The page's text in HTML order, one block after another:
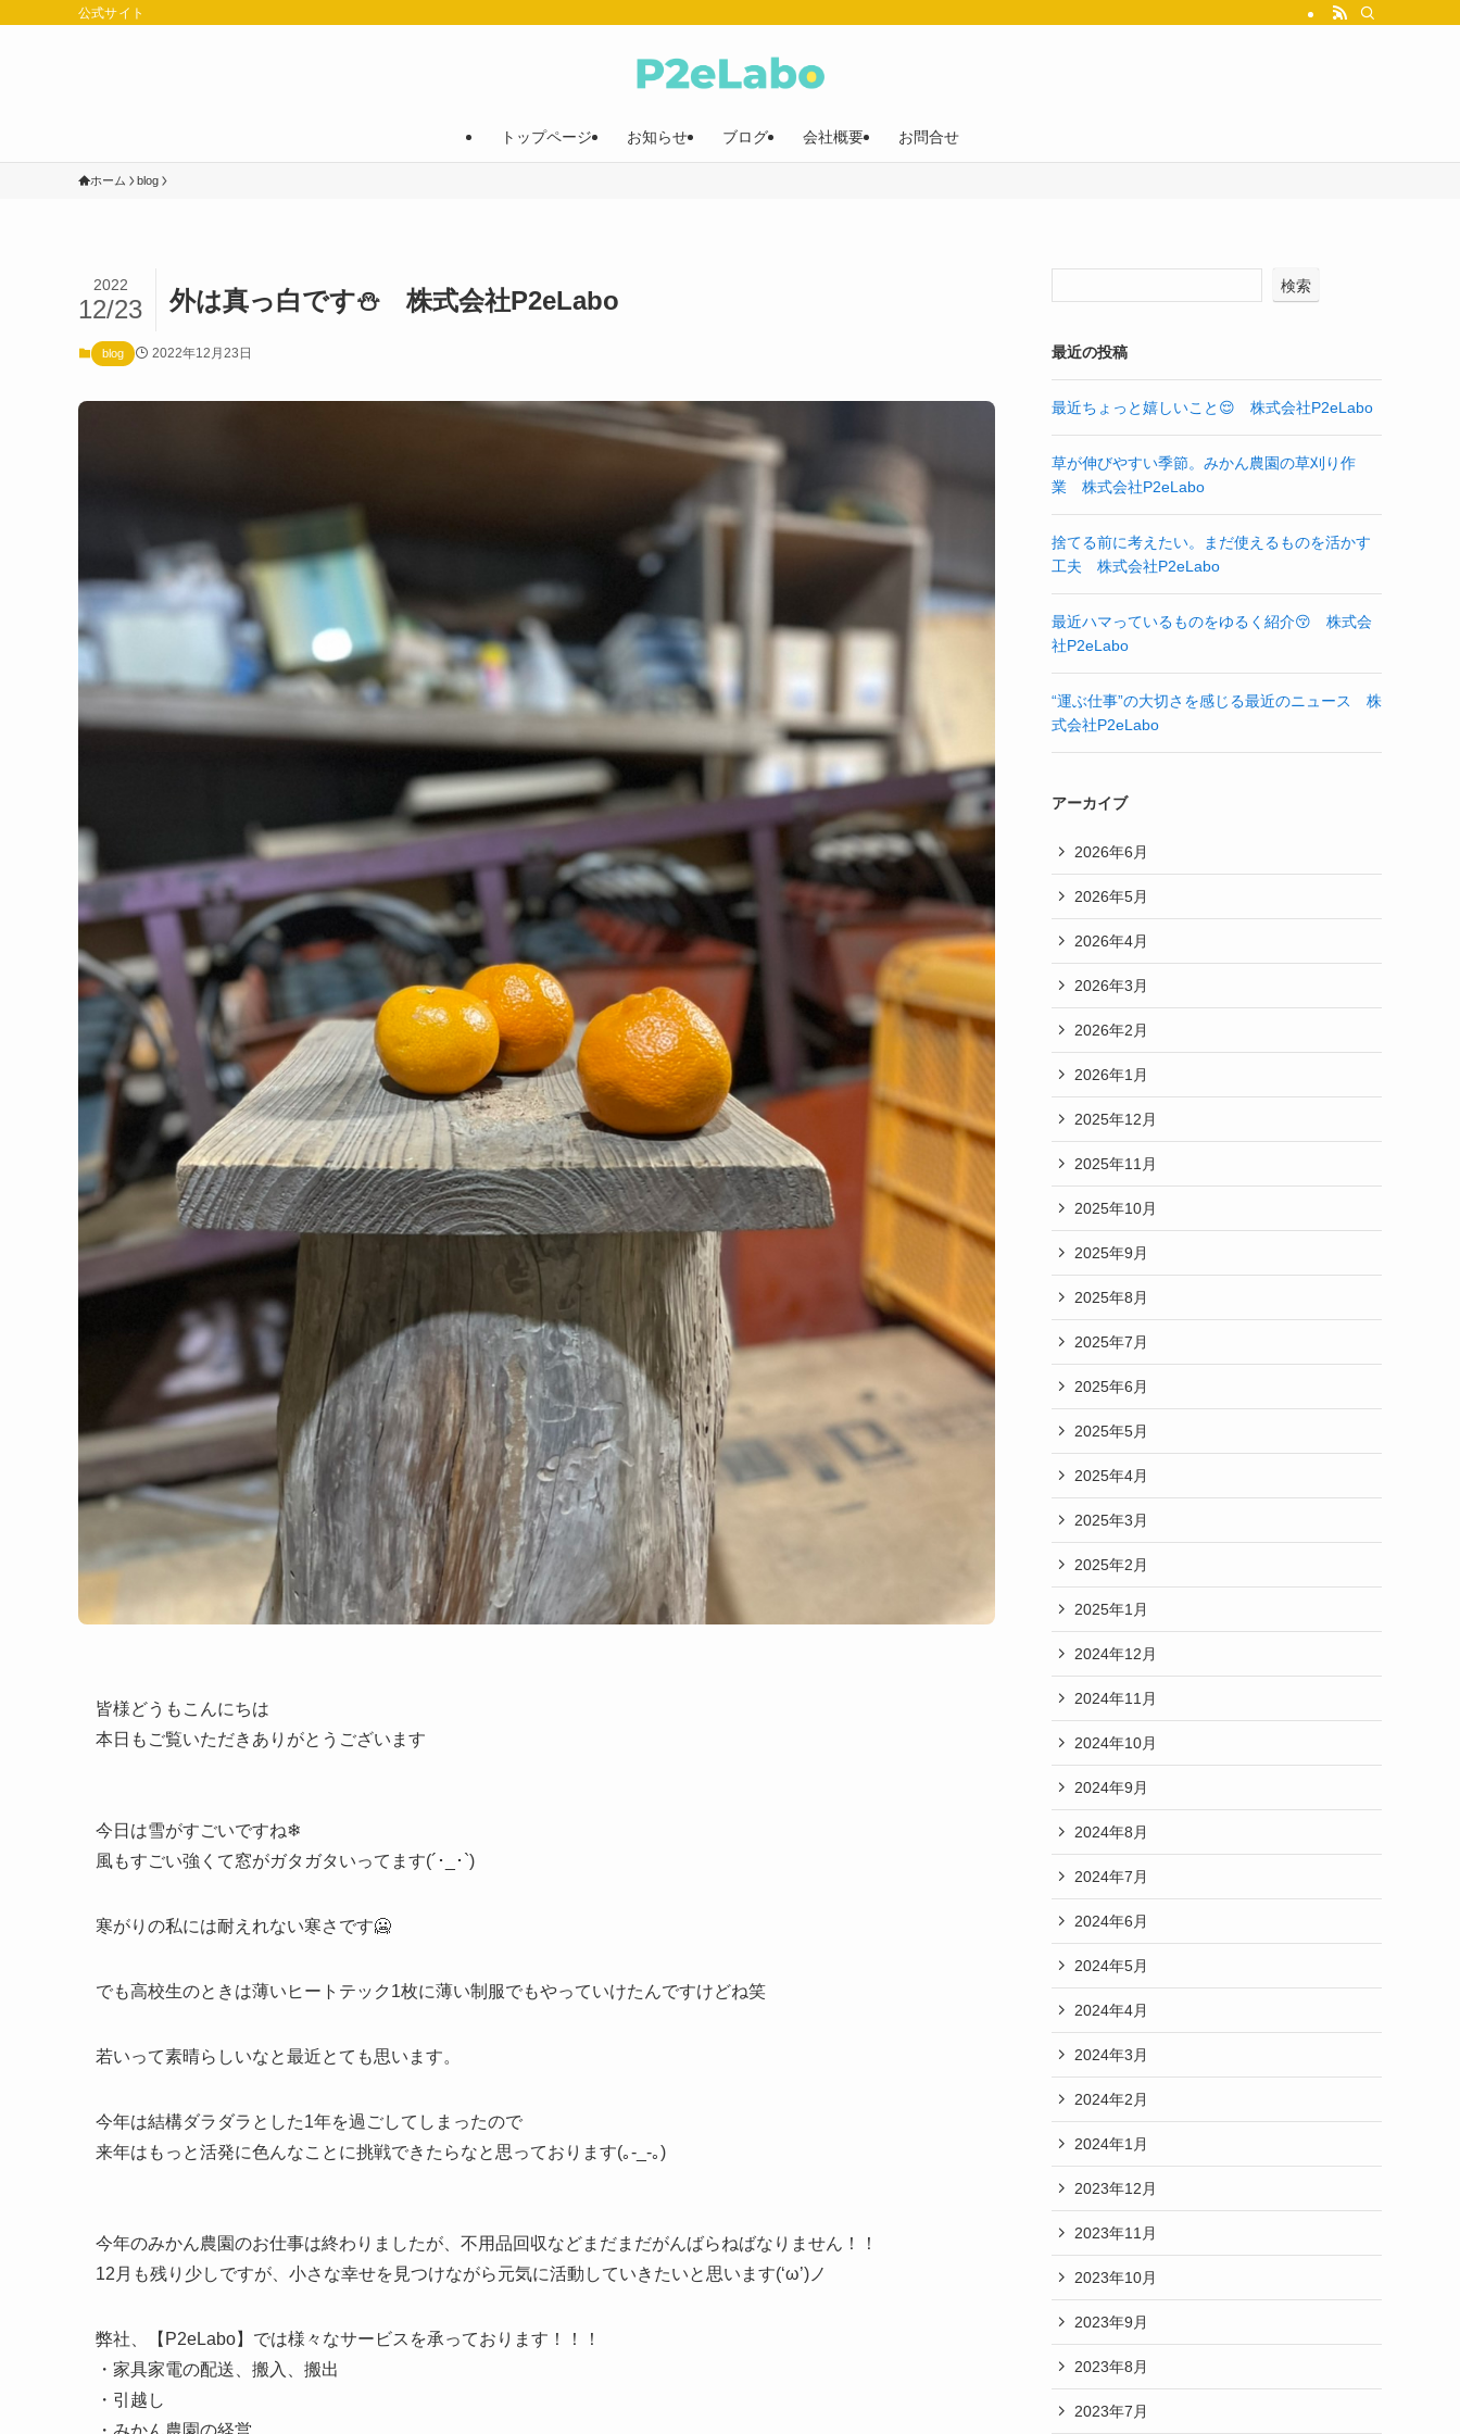
公式サイト
トップページ お知らせ ブログ 会社概要 お問合せ
ホーム blog
外は真っ白です⛄ 株式会社P2eLabo
2022
12/23
blog 2022年12月23日
皆様どうもこんにちは
本日もご覧いただきありがとうございます
今日は雪がすごいですね❄
風もすごい強くて窓がガタガタいってます(´･_･`)
寒がりの私には耐えれない寒さです🥶
でも高校生のときは薄いヒートテック1枚に薄い制服でもやっていけたんですけどね笑
若いって素晴らしいなと最近とても思います。
今年は結構ダラダラとした1年を過ごしてしまったので
来年はもっと活発に色んなことに挑戦できたらなと思っております(｡-_-｡)
今年のみかん農園のお仕事は終わりましたが、不用品回収などまだまだがんばらねばなりません！！
12月も残り少しですが、小さな幸せを見つけながら元気に活動していきたいと思います(‘ω’)ノ
弊社、【P2eLabo】では様々なサービスを承っております！！！
・家具家電の配送、搬入、搬出
・引越し
・みかん農園の経営
検索
最近の投稿
最近ちょっと嬉しいこと😌 株式会社P2eLabo
草が伸びやすい季節。みかん農園の草刈り作
業 株式会社P2eLabo
捨てる前に考えたい。まだ使えるものを活かす
工夫 株式会社P2eLabo
最近ハマっているものをゆるく紹介😚 株式会
社P2eLabo
“運ぶ仕事”の大切さを感じる最近のニュース 株
式会社P2eLabo
アーカイブ
2026年6月
2026年5月
2026年4月
2026年3月
2026年2月
2026年1月
2025年12月
2025年11月
2025年10月
2025年9月
2025年8月
2025年7月
2025年6月
2025年5月
2025年4月
2025年3月
2025年2月
2025年1月
2024年12月
2024年11月
2024年10月
2024年9月
2024年8月
2024年7月
2024年6月
2024年5月
2024年4月
2024年3月
2024年2月
2024年1月
2023年12月
2023年11月
2023年10月
2023年9月
2023年8月
2023年7月